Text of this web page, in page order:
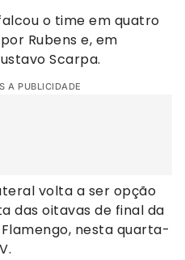
o time em quatro
Rubens e, em
Scarpa.
A PUBLICIDADE
volta a ser opção
das oitavas de final da
nesta quarta-